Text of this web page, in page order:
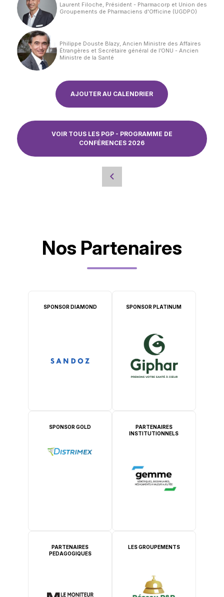
Laurent Filoche, Président - Pharmacorp et Union des
Groupements de Pharmaciens d'Officine (UGDPO)
Philippe Douste Blazy, Ancien Ministre des Affaires
Étrangères et Secrétaire général de l’ONU - Ancien
Ministre de la Santé
AJOUTER AU CALENDRIER
VOIR TOUS LES PGP - PROGRAMME DE
CONFÉRENCES 2026
Nos Partenaires
SPONSOR DIAMOND SPONSOR PLATINUM
SPONSOR GOLD
PARTENAIRES
INSTITUTIONNELS
PARTENAIRES
PEDAGOGIQUES
LES GROUPEMENTS